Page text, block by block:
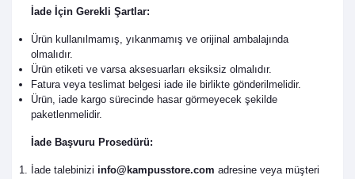
İade İçin Gerekli Şartlar:
Ürün kullanılmamış, yıkanmamış ve orijinal ambalajında
olmalıdır.
Ürün etiketi ve varsa aksesuarları eksiksiz olmalıdır.
Fatura veya teslimat belgesi iade ile birlikte gönderilmelidir.
Ürün, iade kargo sürecinde hasar görmeyecek şekilde
paketlenmelidir.
İade Başvuru Prosedürü:
İade talebinizi info@kampusstore.com adresine veya müşteri